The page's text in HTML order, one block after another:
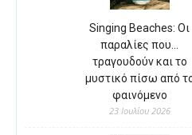
Singing Beaches: Οι
παραλίες που…
τραγουδούν και το
μυστικό πίσω από
φαινόμενο
23 Ιουλίου 2026